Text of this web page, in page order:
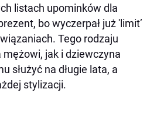
listach upominków dla
bo wyczerpał już 'limit’
Tego rodzaju
jak i dziewczyna
służyć na długie lata, a
stylizacji.